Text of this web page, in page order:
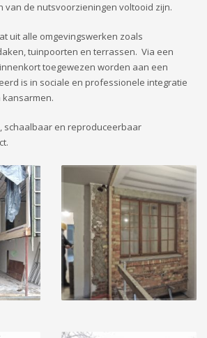
van de nutsvoorzieningen voltooid zijn.
uit alle omgevingswerken zoals
tuinpoorten en terrassen. Via een
toegewezen worden aan een
is in sociale en professionele integratie
schaalbaar en reproduceerbaar